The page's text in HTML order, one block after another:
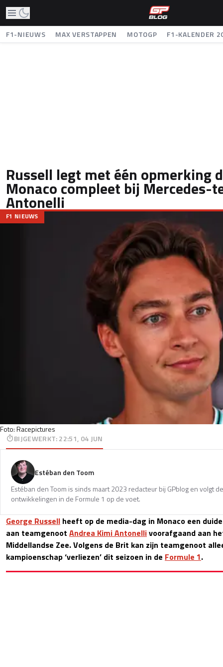
F1-NIEUWS MAX VERSTAPPEN MOTOGP F1-KALENDER
Russell legt met één opmerking
Monaco compleet bij Mercedes-
Antonelli
Foto: Racepictures
F1 NIEUWS
BIJGEWERKT:22:51, 04 JUN
Estéban den Toom
Estéban den Toom is sinds maart 2023 redacteur bij GPblog en volgt
ontwikkelingen in de Formule 1 op de voet.
George Russell heeft op de media-dag in Monaco een
aan teamgenoot Andrea Kimi Antonellivoorafgaand aan
Middellandse Zee. Volgens de Brit kan zijn teamgenoot
kampioenschap ‘verliezen’ dit seizoen in de Formule 1.